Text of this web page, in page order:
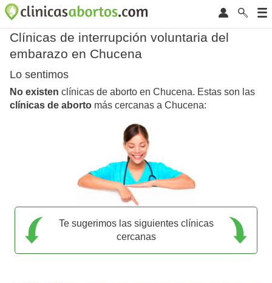
Clínicas de interrupción voluntaria del
embarazo en Chucena
Lo sentimos
No existen clínicas de aborto en Chucena. Estas son las
clínicas de aborto más cercanas a Chucena:
Te sugerimos las siguientes clínicas
cercanas